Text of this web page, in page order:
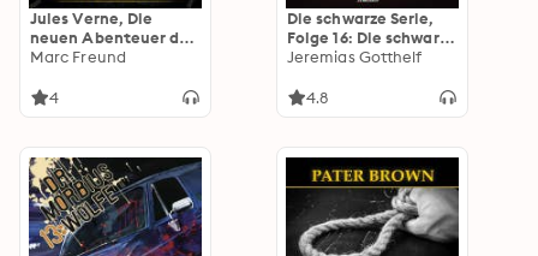
Jules Verne, Die
neuen Abenteuer des
Phileas Fogg, Folge
Skelette
Marc Freund
4
Die schwarze Serie,
Folge 16: Die schwarze
Spinne
Jeremias Gotthelf
4.8